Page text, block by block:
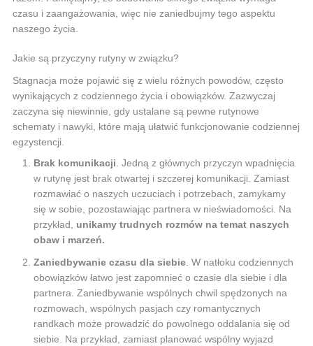
czasu i zaangażowania, więc nie zaniedbujmy tego aspektu
naszego życia.
Jakie są przyczyny rutyny w związku?
Stagnacja może pojawić się z wielu różnych powodów, często
wynikających z codziennego życia i obowiązków. Zazwyczaj
zaczyna się niewinnie, gdy ustalane są pewne rutynowe
schematy i nawyki, które mają ułatwić funkcjonowanie codziennej
egzystencji.
Brak komunikacji . Jedną z głównych przyczyn wpadnięcia
w rutynę jest brak otwartej i szczerej komunikacji. Zamiast
rozmawiać o naszych uczuciach i potrzebach, zamykamy
się w sobie, pozostawiając partnera w nieświadomości. Na
przykład, unikamy trudnych rozmów na temat naszych
obaw i marzeń.
Zaniedbywanie czasu dla siebie. W natłoku codziennych
obowiązków łatwo jest zapomnieć o czasie dla siebie i dla
partnera. Zaniedbywanie wspólnych chwil spędzonych na
rozmowach, wspólnych pasjach czy romantycznych
randkach może prowadzić do powolnego oddalania się od
siebie. Na przykład, zamiast planować wspólny wyjazd